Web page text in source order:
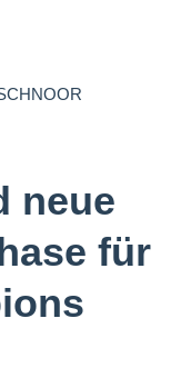
neue
für